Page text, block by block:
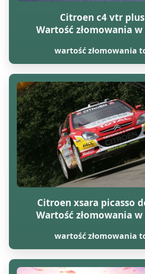
Citroen c4 vtr
Wartość złomowania
wartość złomowania
Citroen xsara picasso
Wartość złomowania
wartość złomowania